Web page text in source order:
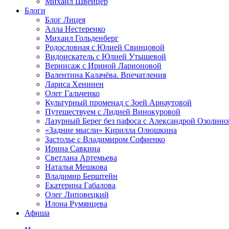
Блоги
Блог Лицея
Алла Нестеренко
Михаил Гольденберг
Родословная с Юлией Свинцовой
Видоискатель с Юлией Утышевой
Вернисаж с Ириной Ларионовой
Валентина Калачёва. Впечатления
Лариса Хенинен
Олег Гальченко
Культурный променад с Зоей Арнаутовой
Путешествуем с Лидией Винокуровой
Лазурный Берег без пафоса с Александрой
«Задние мысли» Кирилла Олюшкина
Застолье с Владимиром Софиенко
Ирина Савкина
Светлана Артемьева
Наталья Мешкова
Владимир Берштейн
Екатерина Габалова
Олег Липовецкий
Илона Румянцева
Афиша